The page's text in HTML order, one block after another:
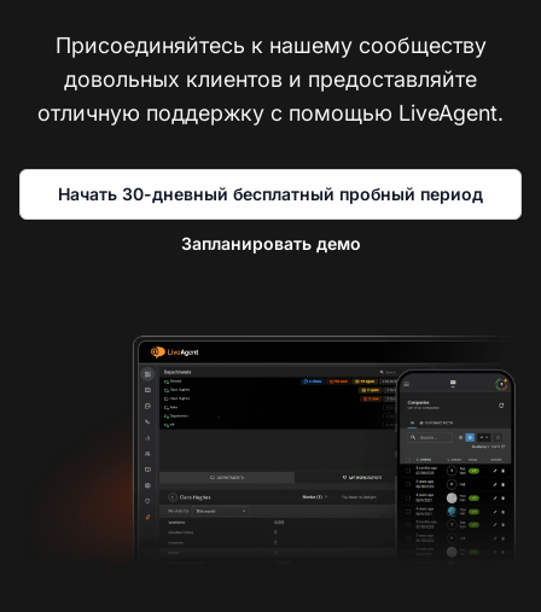
Присоединяйтесь к нашему сообществу
довольных клиентов и предоставляйте
отличную поддержку с помощью LiveAgent.
Начать 30-дневный бесплатный пробный период
Запланировать демо